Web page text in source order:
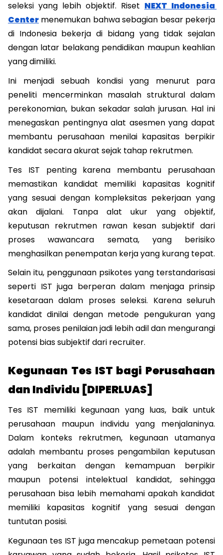
seleksi yang lebih objektif. Riset NEXT Indonesia
Center menemukan bahwa sebagian besar pekerja
di Indonesia bekerja di bidang yang tidak sejalan
dengan latar belakang pendidikan maupun keahlian
yang dimiliki.
Ini menjadi sebuah kondisi yang menurut para
peneliti mencerminkan masalah struktural dalam
perekonomian, bukan sekadar salah jurusan. Hal ini
menegaskan pentingnya alat asesmen yang dapat
membantu perusahaan menilai kapasitas berpikir
kandidat secara akurat sejak tahap rekrutmen.
Tes IST penting karena membantu perusahaan
memastikan kandidat memiliki kapasitas kognitif
yang sesuai dengan kompleksitas pekerjaan yang
akan dijalani. Tanpa alat ukur yang objektif,
keputusan rekrutmen rawan kesan subjektif dari
proses wawancara semata, yang berisiko
menghasilkan penempatan kerja yang kurang tepat.
Selain itu, penggunaan psikotes yang terstandarisasi
seperti IST juga berperan dalam menjaga prinsip
kesetaraan dalam proses seleksi. Karena seluruh
kandidat dinilai dengan metode pengukuran yang
sama, proses penilaian jadi lebih adil dan mengurangi
potensi bias subjektif dari recruiter.
Kegunaan Tes IST bagi Perusahaan
dan Individu [DIPERLUAS]
Tes IST memiliki kegunaan yang luas, baik untuk
perusahaan maupun individu yang menjalaninya.
Dalam konteks rekrutmen, kegunaan utamanya
adalah membantu proses pengambilan keputusan
yang berkaitan dengan kemampuan berpikir
maupun potensi intelektual kandidat, sehingga
perusahaan bisa lebih memahami apakah kandidat
memiliki kapasitas kognitif yang sesuai dengan
tuntutan posisi.
Kegunaan tes IST juga mencakup pemetaan potensi